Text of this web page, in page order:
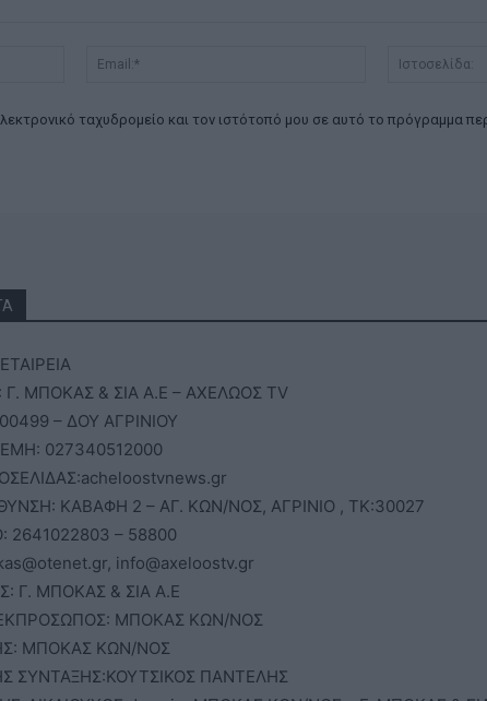
Όνομα:*
Email:*
ταχυδρομείο και τον ιστότοπό μου σε αυτό το πρόγραμμα
ΜΠΟΚΑΣ & ΣΙΑ Α.Ε – ΑΧΕΛΩΟΣ TV
– ΔΟΥ ΑΓΡΙΝΙΟΥ
027340512000
ΚΑΒΑΦΗ 2 – ΑΓ. ΚΩΝ/ΝΟΣ, ΑΓΡΙΝΙΟ , ΤΚ:30027
– 58800
info@axeloostv.gr
Γ. ΜΠΟΚΑΣ & ΣΙΑ Α.Ε
ΜΠΟΚΑΣ ΚΩΝ/ΝΟΣ
ΜΠΟΚΑΣ ΚΩΝ/ΝΟΣ
ΣΥΝΤΑΞΗΣ:ΚΟΥΤΣΙΚΟΣ ΠΑΝΤΕΛΗΣ